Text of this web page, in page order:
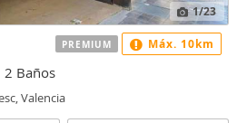
1/23
2 Baños
Valencia
PREMIUM Máx. 10km